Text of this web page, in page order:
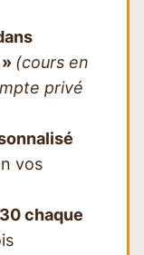
(cours en
privé
vos
chaque